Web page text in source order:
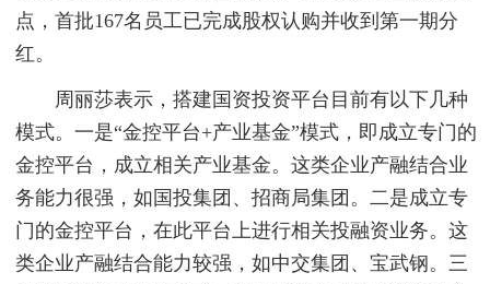
点，首批167名员工已完成股权认购并收到第一期分
红。
周丽莎表示，搭建国资投资平台目前有以下几种
模式。一是“金控平台+产业基金”模式，即成立专门的
金控平台，成立相关产业基金。这类企业产融结合业
务能力很强，如国投集团、招商局集团。二是成立专
门的金控平台，在此平台上进行相关投融资业务。这
类企业产融结合能力较强，如中交集团、宝武钢。三